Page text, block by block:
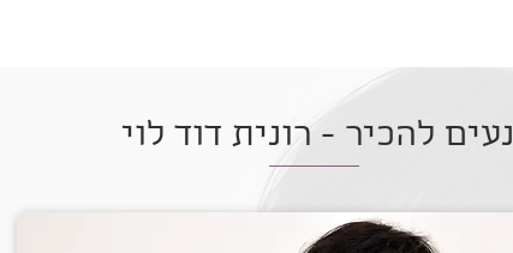
נעים להכיר - רונית דוד לוי